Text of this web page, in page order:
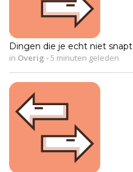
Dingen die je echt niet snapt
in Overig -5 minuten geleden